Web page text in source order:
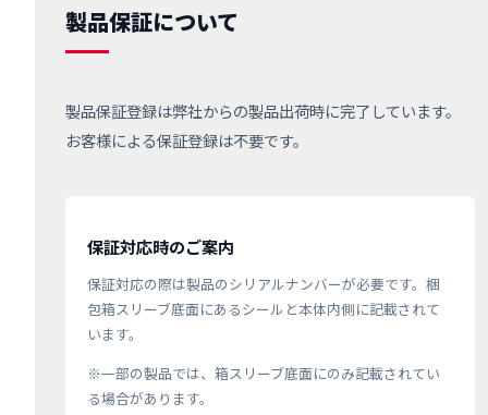
製品保証について
製品保証登録は弊社からの製品出荷時に完了しています。
お客様による保証登録は不要です。
保証対応時のご案内
保証対応の際は製品のシリアルナンバーが必要です。梱
包箱スリーブ底面にあるシールと本体内側に記載されて
います。
※一部の製品では、箱スリーブ底面にのみ記載されてい
る場合があります。